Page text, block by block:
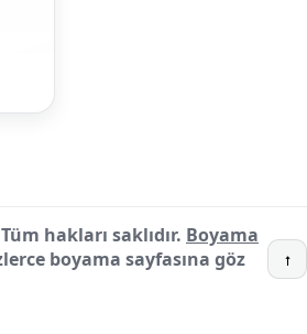
hakları saklıdır. Boyama
boyama sayfasına göz
↑